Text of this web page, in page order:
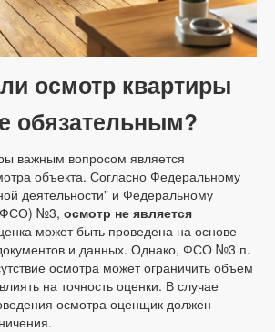
осмотр квартиры
обязательным?
важным вопросом является
объекта. Согласно Федеральному
деятельности" и Федеральному
(ФСО) №3, осмотр не является
может быть проведена на основе
и данных. Однако, ФСО №3 п.
осмотра может ограничить объем
на точность оценки. В случае
осмотра оценщик должен